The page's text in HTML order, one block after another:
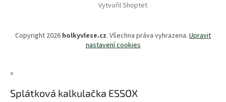
Vytvořil Shoptet
Copyright 2026 holkyvlese.cz. Všechna práva vyhrazena. Upravit
nastavení cookies
×
Splátková kalkulačka ESSOX